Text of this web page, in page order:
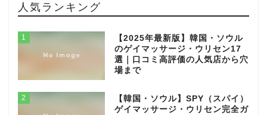
人気ランキング
1
【2025年最新版】韓国・ソウル
のゲイマッサージ・ウリセン17
選｜口コミ高評価の人気店から穴
場まで
2
【韓国・ソウル】SPY（スパイ）
ゲイマッサージ・ウリセン完全ガ